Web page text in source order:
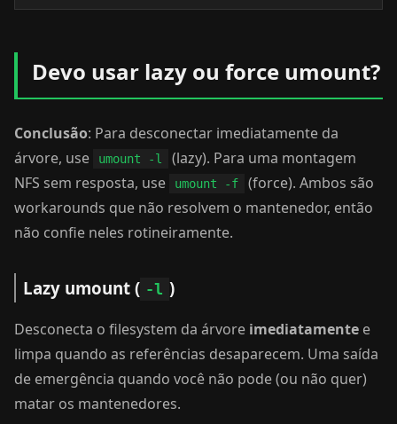
Devo usar lazy ou force umount?
Conclusão: Para desconectar imediatamente da
árvore, use
umount -l
(lazy). Para uma montagem
NFS sem resposta, use
umount -f
(force). Ambos são
workarounds que não resolvem o mantenedor, então
não confie neles rotineiramente.
Lazy umount ( -l )
Desconecta o filesystem da árvore imediatamente e
limpa quando as referências desaparecem. Uma saída
de emergência quando você não pode (ou não quer)
matar os mantenedores.